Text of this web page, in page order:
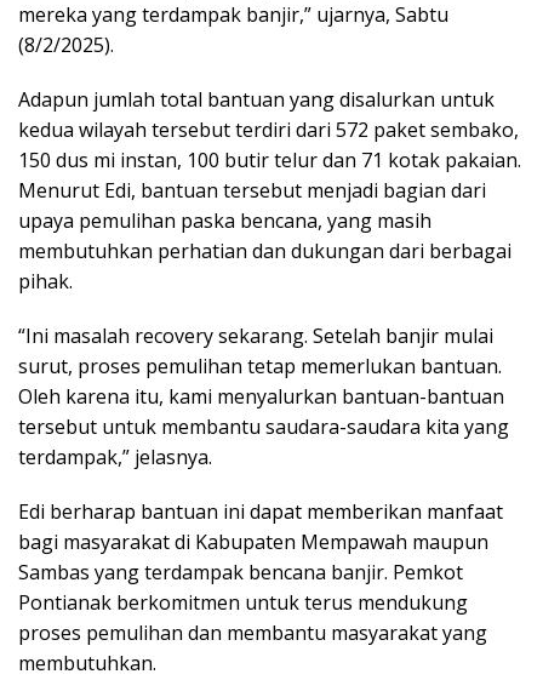
mereka yang terdampak banjir,” ujarnya, Sabtu
(8/2/2025).
Adapun jumlah total bantuan yang disalurkan untuk
kedua wilayah tersebut terdiri dari 572 paket sembako,
150 dus mi instan, 100 butir telur dan 71 kotak pakaian.
Menurut Edi, bantuan tersebut menjadi bagian dari
upaya pemulihan paska bencana, yang masih
membutuhkan perhatian dan dukungan dari berbagai
pihak.
“Ini masalah recovery sekarang. Setelah banjir mulai
surut, proses pemulihan tetap memerlukan bantuan.
Oleh karena itu, kami menyalurkan bantuan-bantuan
tersebut untuk membantu saudara-saudara kita yang
terdampak,” jelasnya.
Edi berharap bantuan ini dapat memberikan manfaat
bagi masyarakat di Kabupaten Mempawah maupun
Sambas yang terdampak bencana banjir. Pemkot
Pontianak berkomitmen untuk terus mendukung
proses pemulihan dan membantu masyarakat yang
membutuhkan.